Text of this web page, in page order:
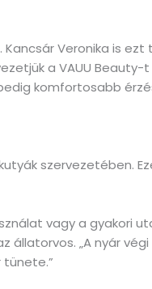
Veronika is
a VAUU
komfortosabb
szervezetében.
vagy a gyakori
„A nyár